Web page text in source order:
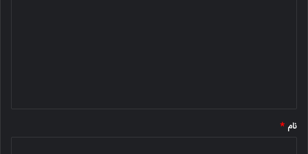
نام *